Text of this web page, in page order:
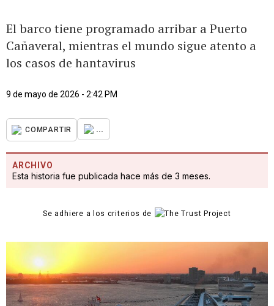
El barco tiene programado arribar a Puerto
Cañaveral, mientras el mundo sigue atento a
los casos de hantavirus
9 de mayo de 2026 - 2:42 PM
COMPARTIR ...
ARCHIVO
Esta historia fue publicada hace más de 3 meses.
Se adhiere a los criterios de